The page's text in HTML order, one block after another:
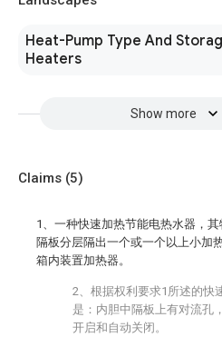
Heat-Pump Type And
Heaters
Show more
Claims (5)
1、一种快速加热节能电热水器，
隔板分层隔出一个或一个以上小加
箱内装置加热器。
2、根据权利要求1所述的快
是：内胆中隔板上有对流孔
开启和自动关闭。